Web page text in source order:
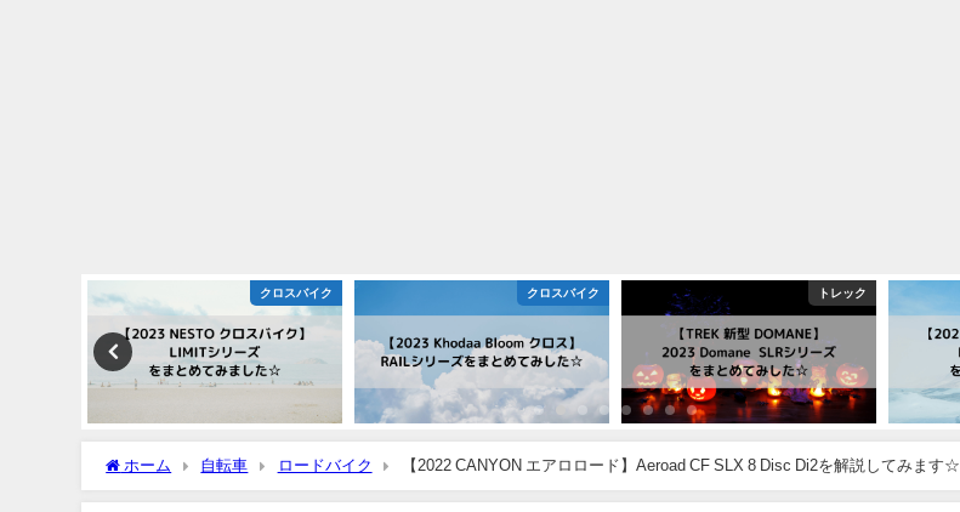
クロスバイク トレック
ホーム 自転車 ロードバイク 【2022 CANYON エアロロード】Aeroad CF SLX 8 Disc Di2を解説してみます☆